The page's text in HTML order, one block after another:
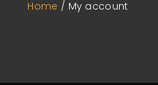
Home / My account